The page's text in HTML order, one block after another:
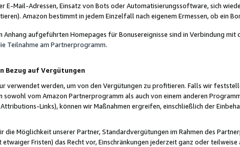
E-Mail-Adressen, Einsatz von Bots oder Automatisierungssoftware, sich
Amazon bestimmt in jedem Einzelfall nach eigenem Ermessen, ob ein
Anhang aufgeführten Homepages für Bonusereignisse sind in Verbindung
Teilnahme am Partnerprogramm.
Bezug auf Vergütungen
verwendet werden, um von den Vergütungen zu profitieren. Falls wir
sowohl vom Amazon Partnerprogramm als auch von einem anderen
Links), können wir Maßnahmen ergreifen, einschließlich der
die Möglichkeit unserer Partner, Standardvergütungen im Rahmen des
etwaiger Fristen) das Recht vor, Einschränkungen jederzeit ganz oder